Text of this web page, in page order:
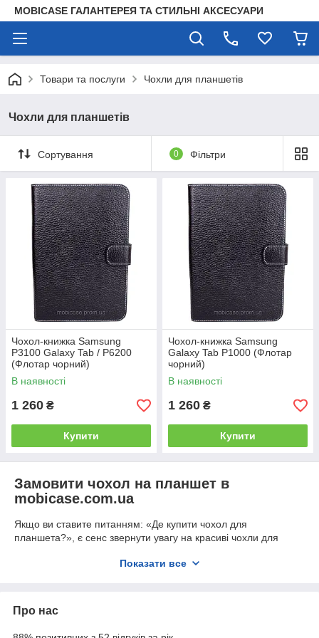
MOBICASE ГАЛАНТЕРЕЯ ТА СТИЛЬНІ АКСЕСУАРИ
Товари та послуги Чохли для планшетів
Чохли для планшетів
Сортування 0 Фільтри
Чохол-книжка Samsung
P3100 Galaxy Tab / P6200
(Флотар чорний)
В наявності
1 260 ₴
Купити
Чохол-книжка Samsung
Galaxy Tab P1000 (Флотар
чорний)
В наявності
1 260 ₴
Купити
Замовити чохол на планшет в
mobicase.com.ua
Якщо ви ставите питанням: «Де купити чохол для
планшета?», є сенс звернути увагу на красиві чохли для
планшетів, які виконані з натуральної шкіри.
залежності від ринкової. Однак тенденція залишається
Показати все
Про нас